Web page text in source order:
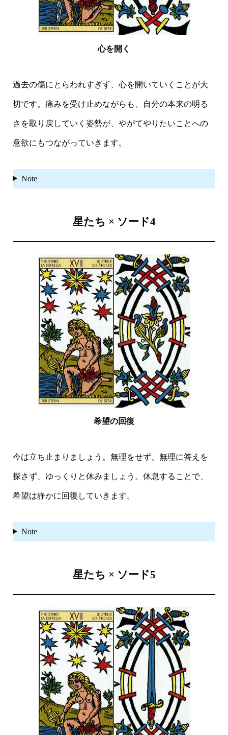
心を開く
過去の傷にとらわれすぎず、心を開いていくことが大
切です。痛みを受け止めながらも、自分の本来の明る
さを取り戻していく姿勢が、やがてやりたいことへの
意欲にもつながっていきます。
Note
星たち × ソード4
希望の回復
今は立ち止まりましょう。無理をせず、無理に答えを
探さず、ゆっくりと休みましょう。休息することで、
希望は静かに回復していきます。
Note
星たち × ソード5